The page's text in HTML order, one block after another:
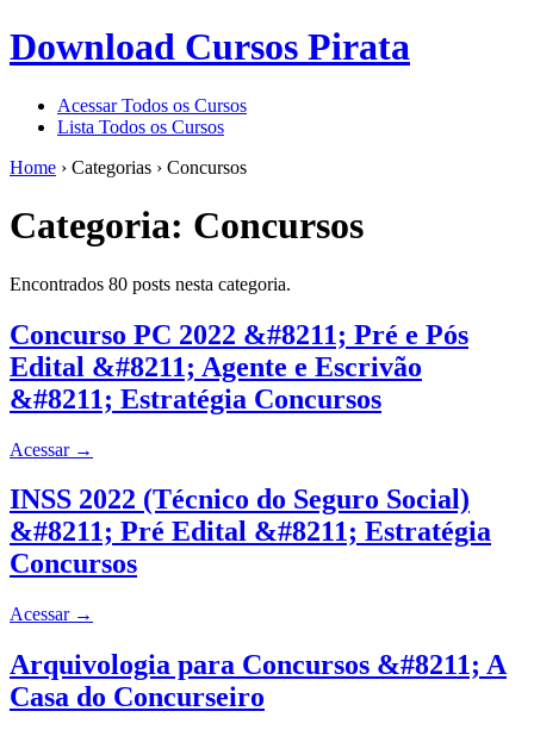
Download Cursos Pirata
Acessar Todos os Cursos
Lista Todos os Cursos
Home › Categorias › Concursos
Categoria: Concursos
Encontrados 80 posts nesta categoria.
Concurso PC 2022 &#8211; Pré e Pós
Edital &#8211; Agente e Escrivão
&#8211; Estratégia Concursos
Acessar →
INSS 2022 (Técnico do Seguro Social)
&#8211; Pré Edital &#8211; Estratégia
Concursos
Acessar →
Arquivologia para Concursos &#8211; A
Casa do Concurseiro